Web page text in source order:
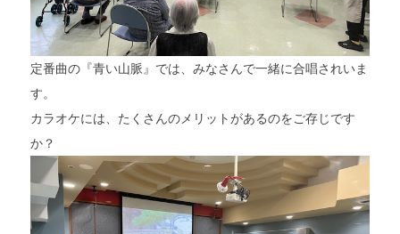
事業所案内
お知らせ
求人情報
定番曲の『青い山脈』では、みなさんで一緒に合唱されいま
す。
カラオケには、たくさんのメリットがあるのをご存じです
か？